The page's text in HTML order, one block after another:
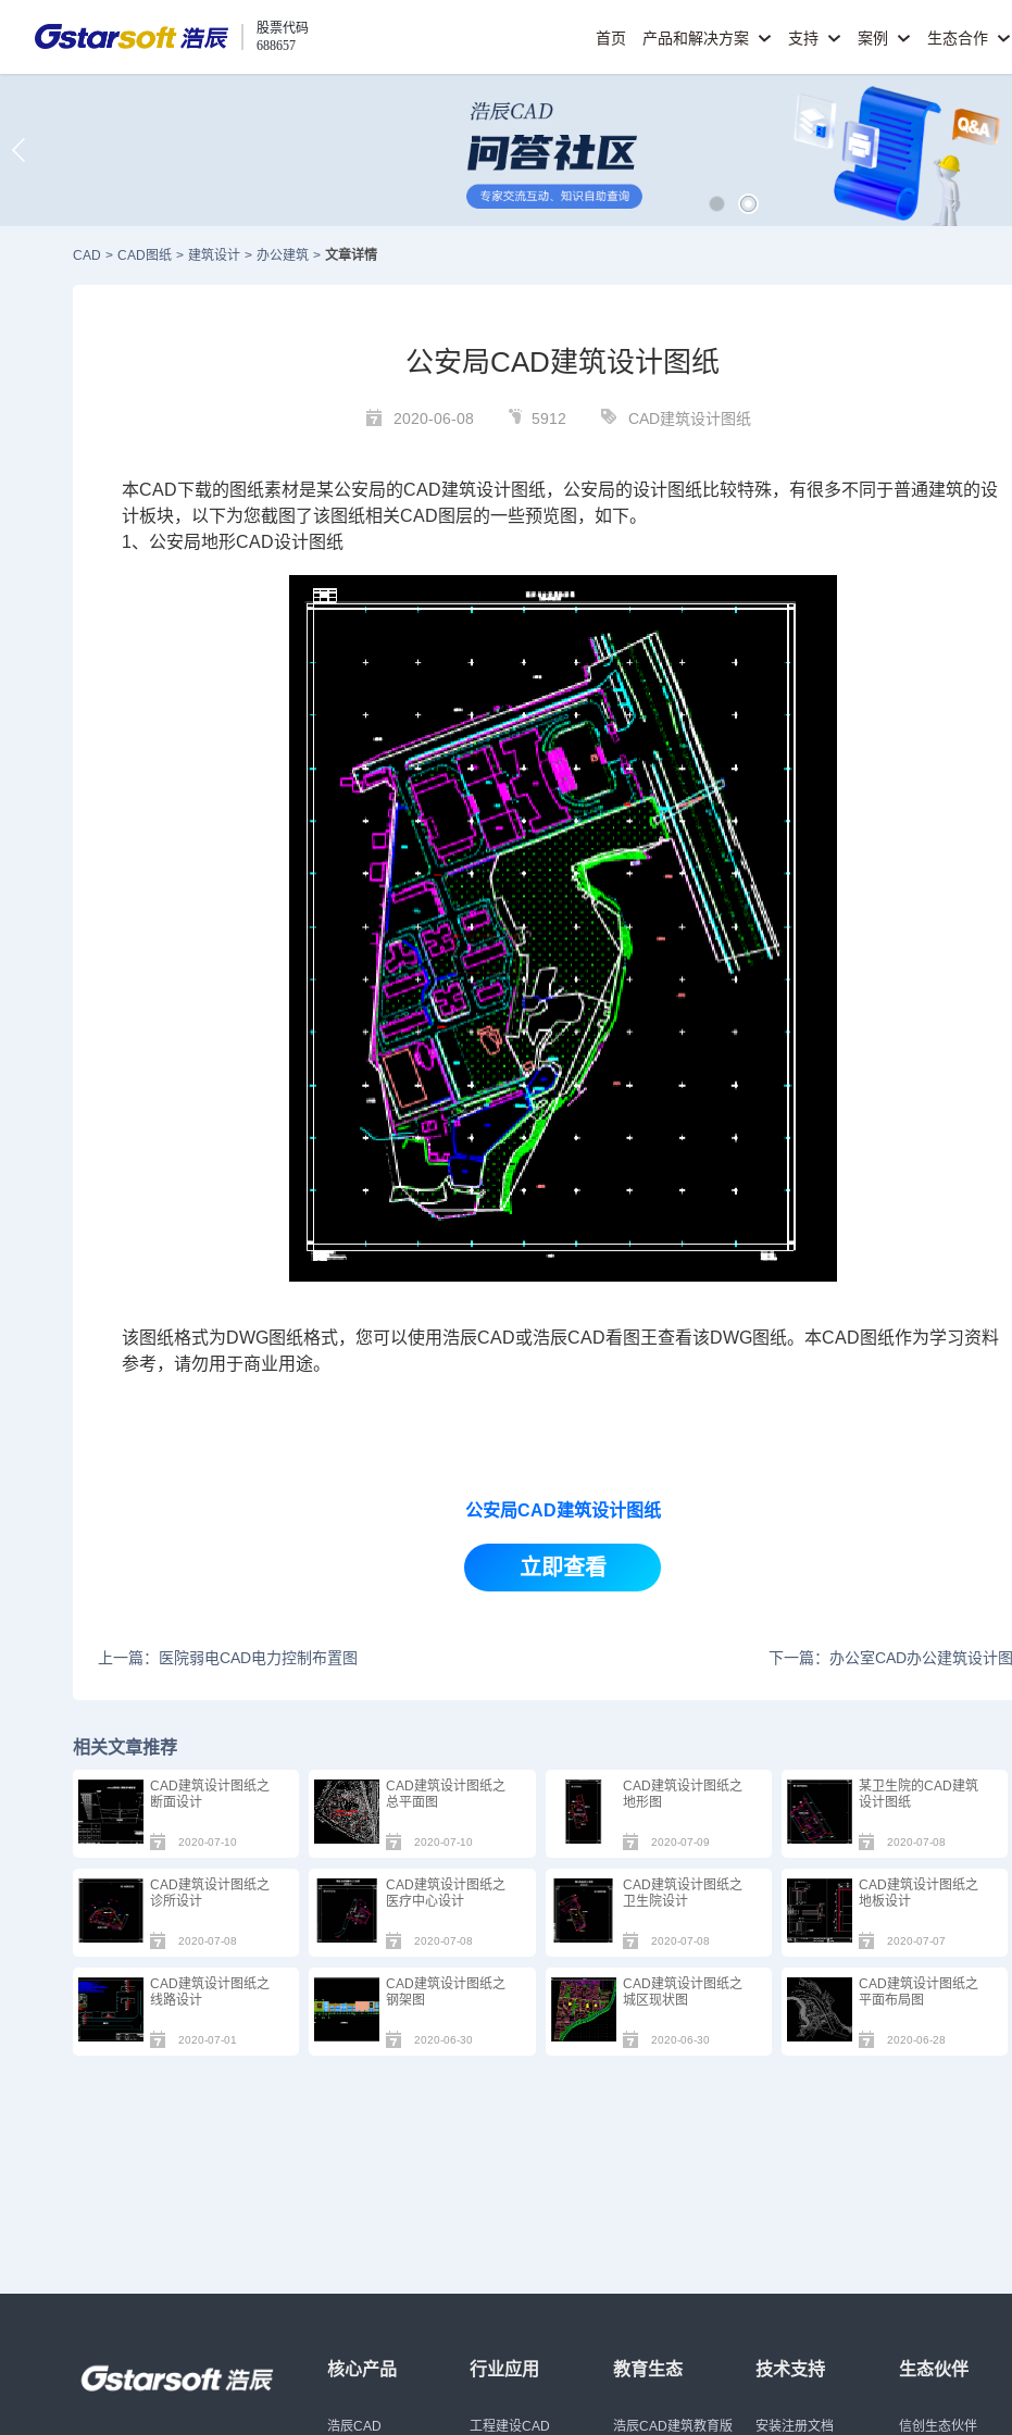
股票代码
688657
首页 产品和解决方案 支持 案例 生态合作
CAD > CAD图纸 > 建筑设计 > 办公建筑 > 文章详情
公安局CAD建筑设计图纸
2020-06-08 5912 CAD建筑设计图纸
本CAD下载的图纸素材是某公安局的CAD建筑设计图纸，公安局的设计图纸比较特殊，有很多不同于普通建筑的设
计板块，以下为您截图了该图纸相关CAD图层的一些预览图，如下。
1、公安局地形CAD设计图纸
该图纸格式为DWG图纸格式，您可以使用浩辰CAD或浩辰CAD看图王查看该DWG图纸。本CAD图纸作为学习资料
参考，请勿用于商业用途。
公安局CAD建筑设计图纸
立即查看
上一篇：医院弱电CAD电力控制布置图 下一篇：办公室CAD办公建筑设计图
相关文章推荐
CAD建筑设计图纸之
断面设计
2020-07-10
CAD建筑设计图纸之
总平面图
2020-07-10
CAD建筑设计图纸之
地形图
2020-07-09
某卫生院的CAD建筑
设计图纸
2020-07-08
CAD建筑设计图纸之
诊所设计
2020-07-08
CAD建筑设计图纸之
医疗中心设计
2020-07-08
CAD建筑设计图纸之
卫生院设计
2020-07-08
CAD建筑设计图纸之
地板设计
2020-07-07
CAD建筑设计图纸之
线路设计
2020-07-01
CAD建筑设计图纸之
钢架图
2020-06-30
CAD建筑设计图纸之
城区现状图
2020-06-30
CAD建筑设计图纸之
平面布局图
2020-06-28
核心产品
浩辰CAD
行业应用
工程建设CAD
教育生态
浩辰CAD建筑教育版
技术支持
安装注册文档
生态伙伴
信创生态伙伴